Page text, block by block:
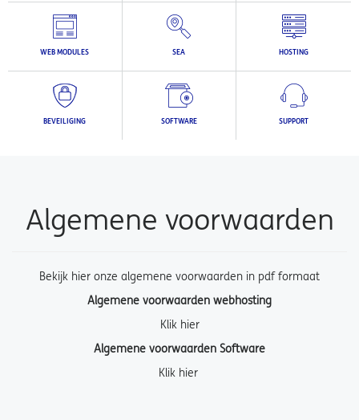
WEB MODULES SEA HOSTING
BEVEILIGING SOFTWARE SUPPORT
Algemene voorwaarden
Bekijk hier onze algemene voorwaarden in pdf formaat
Algemene voorwaarden webhosting
Klik hier
Algemene voorwaarden Software
Klik hier